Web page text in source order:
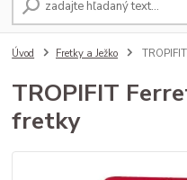
Úvod Fretky a Ježko
TROPIFIT
fretky